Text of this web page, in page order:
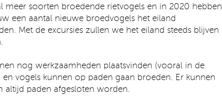
meer soorten broedende rietvogels en in 2020 hebben
een aantal nieuwe broedvogels het eiland
Met de excursies zullen we het eiland steeds blijven
nog werkzaamheden plaatsvinden (vooral in de
en vogels kunnen op paden gaan broeden. Er kunnen
altijd paden afgesloten worden.